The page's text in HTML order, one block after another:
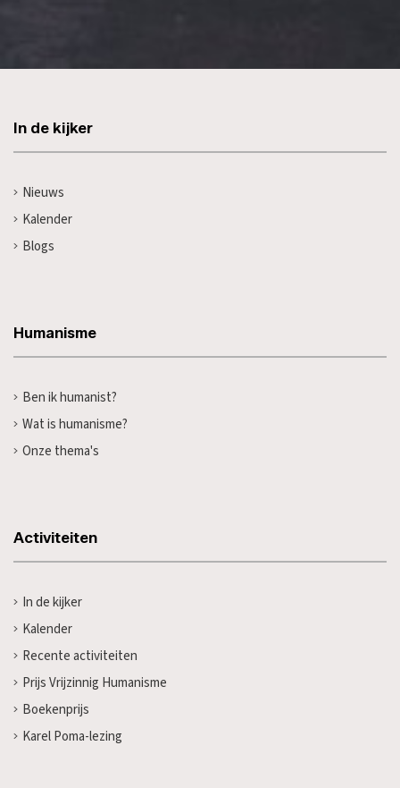
In de kijker
Nieuws
Kalender
Blogs
Humanisme
Ben ik humanist?
Wat is humanisme?
Onze thema's
Activiteiten
In de kijker
Kalender
Recente activiteiten
Prijs Vrijzinnig Humanisme
Boekenprijs
Karel Poma-lezing